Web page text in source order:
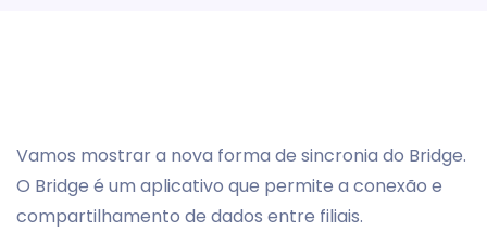
Vamos mostrar a nova forma de sincronia do Bridge.
O Bridge é um aplicativo que permite a conexão e
compartilhamento de dados entre filiais.